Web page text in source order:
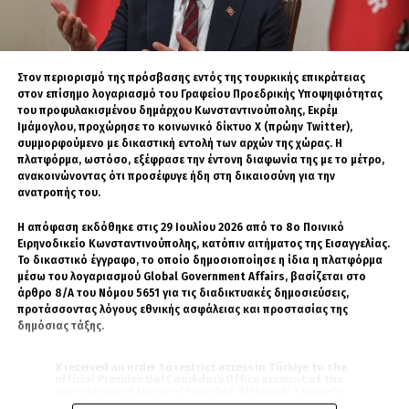
«Ποια είναι η δική σας θέση; Είστε με την
πλευρά των αξιών και του κοινοτικού μας
δικαίου, ή με την πλευρά που θέλει “να
χρησιμοποιούμε την Τουρκία” στην εξωτερική
μας πολιτική;»
Η Υπουργός Ευρωπαϊκών Υποθέσεων της
Δανίας, εκπροσωπώντας την Προεδρία του
Συμβουλίου της ΕΕ, στην απάντησή της
ανέφερε ότι η ενταξιακή πορεία της Τουρκίας
βρίσκεται εδώ και χρόνια παγωμένη και σε
αδιέξοδο, αλλά η Τουρκία είναι σημαντικός
εταίρος-κλειδί στην εξωτερική μας πολιτική.
Στον περιορισμό της πρόσβασης εντός της τουρκικής επικράτειας
στον επίσημο λογαριασμό του Γραφείου Προεδρικής Υποψηφιότητας
του προφυλακισμένου δημάρχου Κωνσταντινούπολης, Εκρέμ
Ιμάμογλου, προχώρησε το κοινωνικό δίκτυο X (πρώην Twitter),
συμμορφούμενο με δικαστική εντολή των αρχών της χώρας. Η
πλατφόρμα, ωστόσο, εξέφρασε την έντονη διαφωνία της με το μέτρο,
ανακοινώνοντας ότι προσέφυγε ήδη στη δικαιοσύνη για την
ανατροπής του.
Η απόφαση εκδόθηκε στις 29 Ιουλίου 2026 από το 8ο Ποινικό
Ειρηνοδικείο Κωνσταντινούπολης, κατόπιν αιτήματος της Εισαγγελίας.
Το δικαστικό έγγραφο, το οποίο δημοσιοποίησε η ίδια η πλατφόρμα
μέσω του λογαριασμού Global Government Affairs, βασίζεται στο
άρθρο 8/Α του Νόμου 5651 για τις διαδικτυακές δημοσιεύσεις,
προτάσσοντας λόγους εθνικής ασφάλειας και προστασίας της
δημόσιας τάξης.
laws force us to comply with the order, we are